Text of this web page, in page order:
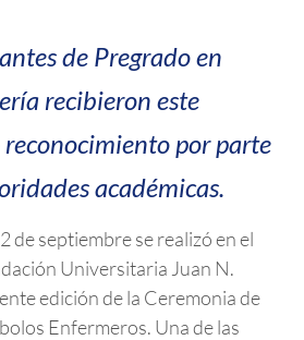
de Pregrado en
recibieron este
por parte
académicas.
de septiembre se realizó en el
Universitaria Juan N.
edición de la Ceremonia de
Enfermeros. Una de las